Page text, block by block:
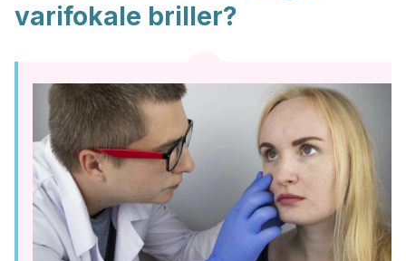
varifokale briller?